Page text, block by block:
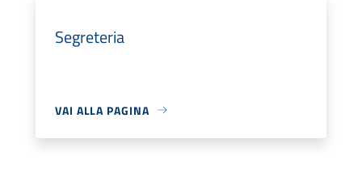
Segreteria
VAI ALLA PAGINA